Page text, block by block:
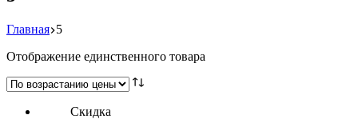
Главная 5
Отображение единственного товара
Скидка